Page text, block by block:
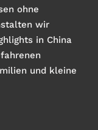
ohne
wir
in China
und kleine